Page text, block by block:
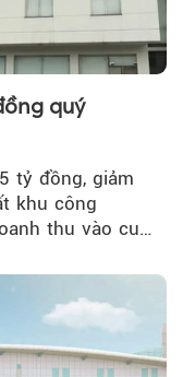
quý
tỷ đồng, giảm
khu công
thu vào cuối